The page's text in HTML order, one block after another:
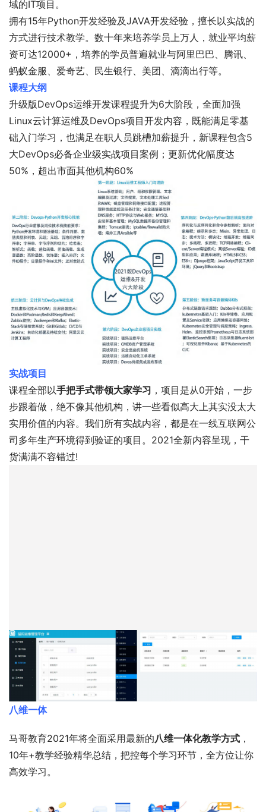
域的IT项目。
拥有15年Python开发经验及JAVA开发经验，擅长以实战的
方式进行技术教学。数十年来培养学员上万人，就业平均薪
资可达12000+，培养的学员普遍就业与阿里巴巴、腾讯、
蚂蚁金服、爱奇艺、民生银行、美团、滴滴出行等。
课程大纲
升级版DevOps运维开发课程提升为6大阶段，全面加强
Linux云计算运维及DevOps项目开发内容，既能满足零基
础入门学习，也满足在职人员跳槽加薪提升，新课程包含5
大DevOps必备企业级实战项目案例；更新优化幅度达
50%，超出市面其他机构60%
实战项目
课程全部以手把手式带领大家学习 ，项目是从0开始，一步
步跟着做，绝不像其他机构，讲一些看似高大上其实没太大
实用价值的内容。我们所有实战内容，都是在一线互联网公
司多年生产环境得到验证的项目。2021全新内容呈现，干
货满满不容错过!
八维一体
马哥教育2021年将全面采用最新的八维一体化教学方式 ，
10年+教学经验精华总结，把控每个学习环节，全方位让你
高效学习。